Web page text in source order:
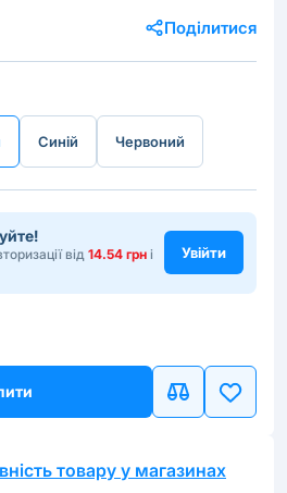
Поділитися
Синій Червоний
від 14.54 грн і
Увійти
товару у магазинах